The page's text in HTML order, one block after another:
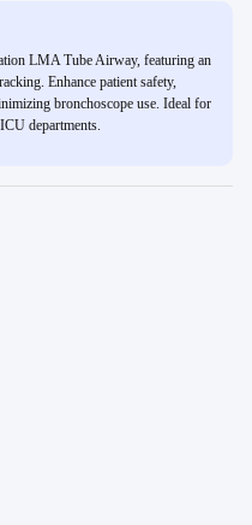
LMA Tube Airway, featuring an
Enhance patient safety,
bronchoscope use. Ideal for
departments.